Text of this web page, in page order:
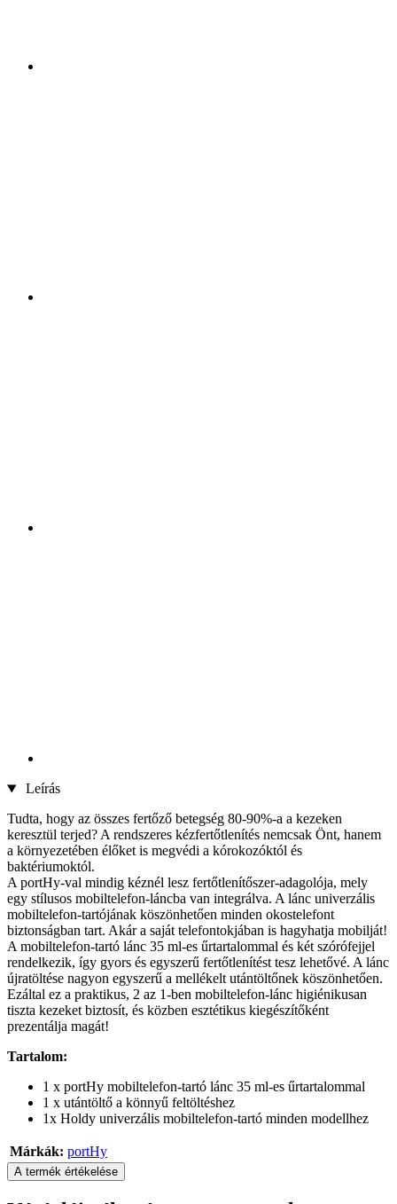
Leírás
Tudta, hogy az összes fertőző betegség 80-90%-a a kezeken
keresztül terjed? A rendszeres kézfertőtlenítés nemcsak Önt, hanem
a környezetében élőket is megvédi a kórokozóktól és
baktériumoktól.
A portHy-val mindig kéznél lesz fertőtlenítőszer-adagolója, mely
egy stílusos mobiltelefon-láncba van integrálva. A lánc univerzális
mobiltelefon-tartójának köszönhetően minden okostelefont
biztonságban tart. Akár a saját telefontokjában is hagyhatja mobilját!
A mobiltelefon-tartó lánc 35 ml-es űrtartalommal és két szórófejjel
rendelkezik, így gyors és egyszerű fertőtlenítést tesz lehetővé. A lánc
újratöltése nagyon egyszerű a mellékelt utántöltőnek köszönhetően.
Ezáltal ez a praktikus, 2 az 1-ben mobiltelefon-lánc higiénikusan
tiszta kezeket biztosít, és közben esztétikus kiegészítőként
prezentálja magát!
Tartalom:
1 x portHy mobiltelefon-tartó lánc 35 ml-es űrtartalommal
1 x utántöltő a könnyű feltöltéshez
1x Holdy univerzális mobiltelefon-tartó minden modellhez
Márkák: portHy
A termék értékelése